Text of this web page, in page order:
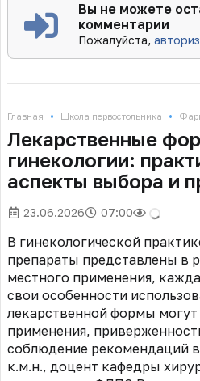
Вы не можете
комментарии
Пожалуйста,
Главная • Школа первостольника •
Лекарственные
гинекологии:
аспекты выбора и
23.06.2026 07:00
В гинекологической
препараты представлены в
местного применения,
свои особенности
лекарственной формы могут
применения,
соблюдение рекомендаций
к.м.н., доцент кафедры